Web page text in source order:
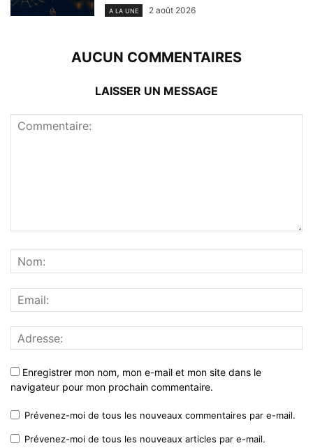
A LA UNE 2 août 2026
AUCUN COMMENTAIRES
LAISSER UN MESSAGE
Enregistrer mon nom, mon e-mail et mon site dans le
navigateur pour mon prochain commentaire.
Prévenez-moi de tous les nouveaux commentaires par e-mail.
Prévenez-moi de tous les nouveaux articles par e-mail.